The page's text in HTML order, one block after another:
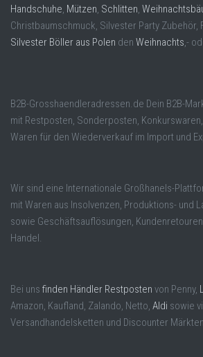
Handschuhe, Mützen, Schlitten,
Christbaumschmuck, Silvester Party
Silvester Böller aus Polen den Weihnachts,-
B2B-Grosshaendleradressen.de Dein B2B-
mit Restposten, Sonderposten,
Waren für den Wiederverkauf im Import und
Wir sind eine Internationale Großhanels-
mit Waren aus Insolvenzen, Produktions- und
sowie Geschäftsauflösungen,
Handel.
Bei uns finden Händler Restposten von Penny,
Amazon, Kaufland, Zalando, Netto, Aldi sowie
Versandhandelsketten und Discounter